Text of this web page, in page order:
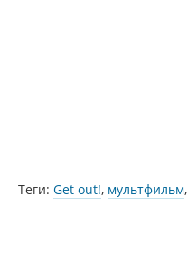
Теги: Get out!, мультфильм,